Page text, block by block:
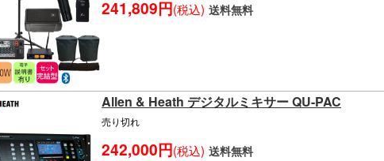
241,809円(税込) 送料無料
Allen & Heath デジタルミキサー QU-PAC
売り切れ
242,000円(税込) 送料無料